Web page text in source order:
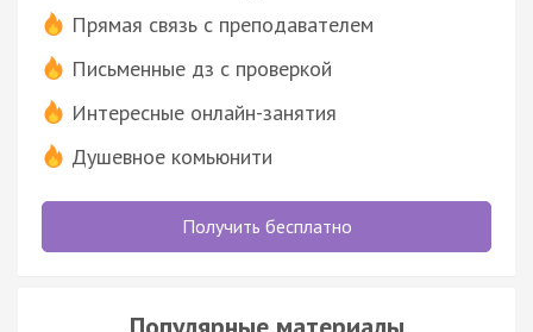
Прямая связь с преподавателем
Письменные дз с проверкой
Интересные онлайн-занятия
Душевное комьюнити
Получить бесплатно